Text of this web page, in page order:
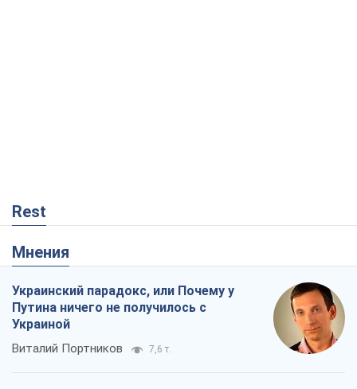
Rest
Мнения
Украинский парадокс, или Почему у
Путина ничего не получилось с
Украиной
Виталий Портников 7,6 т.